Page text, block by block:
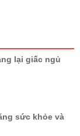
lại giấc ngủ
sức khỏe và